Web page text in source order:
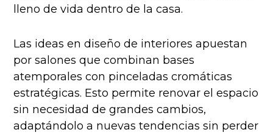
lleno de vida dentro de la casa.
Las ideas en diseño de interiores apuestan
por salones que combinan bases
atemporales con pinceladas cromáticas
estratégicas. Esto permite renovar el espacio
sin necesidad de grandes cambios,
adaptándolo a nuevas tendencias sin perder